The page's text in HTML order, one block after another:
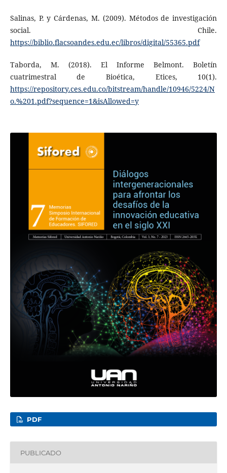
Salinas, P. y Cárdenas, M. (2009). Métodos de investigación
social. Chile.
https://biblio.flacsoandes.edu.ec/libros/digital/55365.pdf
Taborda, M. (2018). El Informe Belmont. Boletín
cuatrimestral de Bioética, Etices, 10(1).
https://repository.ces.edu.co/bitstream/handle/10946/5224/N
o.%201.pdf?sequence=1&isAllowed=y
PDF
PUBLICADO